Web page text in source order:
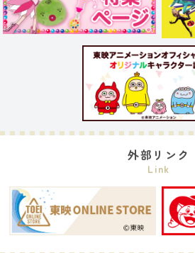
外部リンク
Link